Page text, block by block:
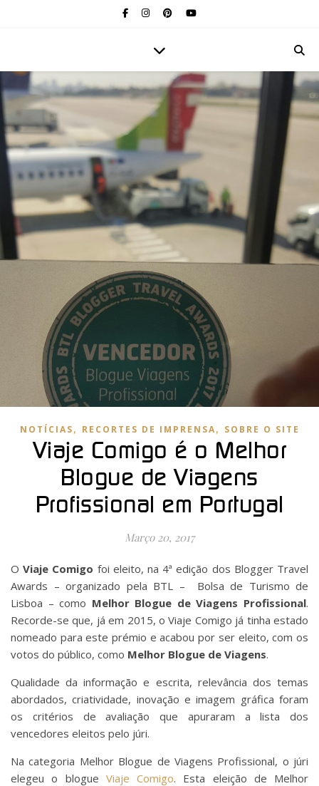
NOTÍCIAS, RECORTES DE IMPRENSA, SOBRE O SITE
Viaje Comigo é o Melhor
Blogue de Viagens
Profissional em Portugal
Março 20, 2017
OViaje Comigo foi eleito, na 4ª edição dos Blogger Travel
Awards – organizado pela BTL – Bolsa de Turismo de
Lisboa – como Melhor Blogue de Viagens Profissional.
Recorde-se que, já em 2015, o Viaje Comigo já tinha estado
nomeado para este prémio e acabou por ser eleito, com os
votos do público, como Melhor Blogue de Viagens.
Qualidade da informação e escrita, relevância dos temas
abordados, criatividade, inovação e imagem gráfica foram
os critérios de avaliação que apuraram a lista dos
vencedores eleitos pelo júri.
Na categoria Melhor Blogue de Viagens Profissional, o júri
elegeu o blogue Viaje Comigo. Esta eleição de Melhor